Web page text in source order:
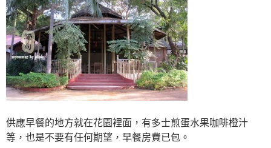
供應早餐的地方就在花園裡面，有多士煎蛋水果咖啡橙汁
等，也是不要有任何期望，早餐房費已包。